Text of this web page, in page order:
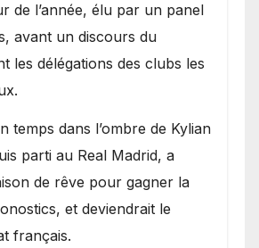
de l’année, élu par un panel
avant un discours du
les délégations des clubs les
temps dans l’ombre de Kylian
parti au Real Madrid, a
de rêve pour gagner la
et deviendrait le
français.